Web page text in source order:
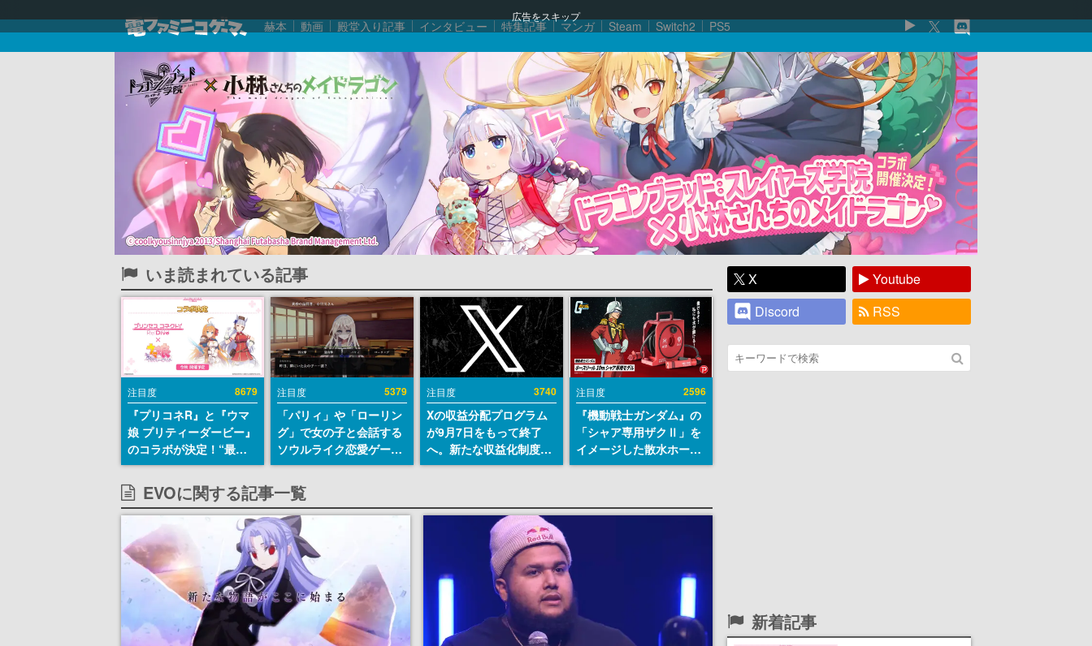
広告をスキップ
赫本 動画 殿堂入り記事 インタビュー 特集記事 マンガ Steam Switch2 PS5
いま読まれている記事
注目度 8679
『プリコネR』と『ウマ
娘 プリティーダービー』
のコラボが決定！“最大
170連無料”の8.5周年キ
ャンペーンなども発表
注目度 5379
「パリィ」や「ローリン
グ」で女の子と会話する
ソウルライク恋愛ゲーム
『小早川さんはソウルラ
イク』無料公開。返事に
失敗すると「YOU
DIED」
注目度 3740
Xの収益分配プログラム
が9月7日をもって終了
へ。新たな収益化制度
「Original Content
注目度 2596
『機動戦士ガンダム』の
「シャア専用ザクⅡ」を
イメージした散水ホース
リールが予約開始。本体
エンブレム、型式番号な
EVOに関する記事一覧
X
Youtube
Discord
RSS
新着記事